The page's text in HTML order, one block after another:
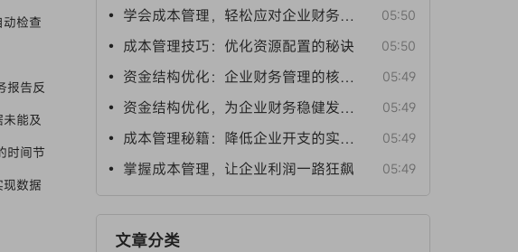
检查
报告反
能及
时间节
数据
• 学会成本管理，轻松应对企业财务挑战 05:50
• 成本管理技巧：优化资源配置的秘诀 05:50
• 资金结构优化：企业财务管理的核心要点 05:49
• 资金结构优化，为企业财务稳健发展保驾护航 05:49
• 成本管理秘籍：降低企业开支的实用方法 05:49
• 掌握成本管理，让企业利润一路狂飙 05:49
文章分类